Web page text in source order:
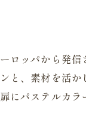
ッパから発
と、素材を活
パステルカラ